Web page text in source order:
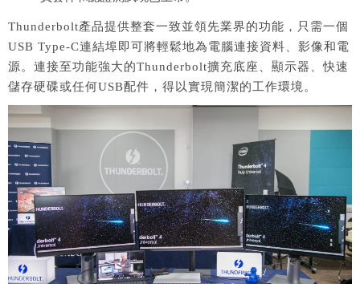
Thunderbolt產品提供整套一致並領先業界的功能，只需一個
USB Type-C連結埠即可將輕鬆地為電腦連接資料、影像和電
源。連接至功能強大的Thunderbolt擴充底座、顯示器、快速
儲存硬碟或任何USB配件，得以實現簡潔的工作環境。